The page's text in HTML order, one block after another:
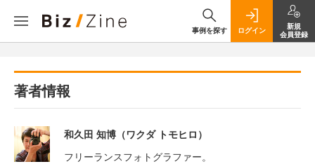
事例を探す ログイン
新規
会員登録
著者情報
和久田 知博（ワクダ トモヒロ）
フリーランスフォトグラファー。